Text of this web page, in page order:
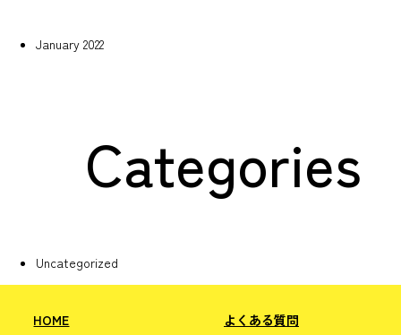
January 2022
Categories
Uncategorized
HOME
よくある質問